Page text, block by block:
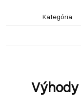
Kategória